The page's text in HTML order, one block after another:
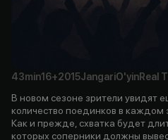
43min16+2015JangariO'yinReal
В новом сезоне зрители увидят
количество поединков в каждом
Как и прежде, схватка будет
которых соперники должны